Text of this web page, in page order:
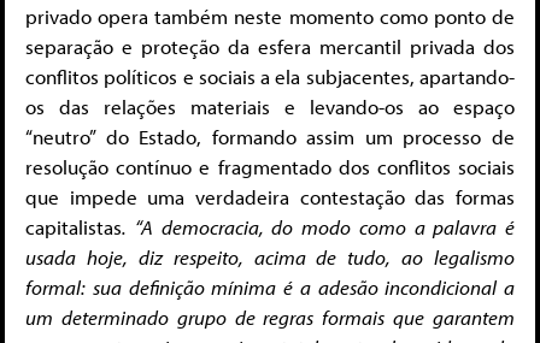
privado opera também neste momento como ponto de
separação e proteção da esfera mercantil privada dos
conflitos políticos e sociais a ela subjacentes, apartando-
os das relações materiais e levando-os ao espaço
“neutro” do Estado, formando assim um processo de
resolução contínuo e fragmentado dos conflitos sociais
que impede uma verdadeira contestação das formas
capitalistas. “A democracia, do modo como a palavra é
usada hoje, diz respeito, acima de tudo, ao legalismo
formal: sua definição mínima é a adesão incondicional a
um determinado grupo de regras formais que garantem